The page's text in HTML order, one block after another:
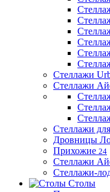
Стеллажи
Стеллажи
Стеллажи
Дровницы
Прихожие 24
Стеллажи
Стеллажи-
Столы